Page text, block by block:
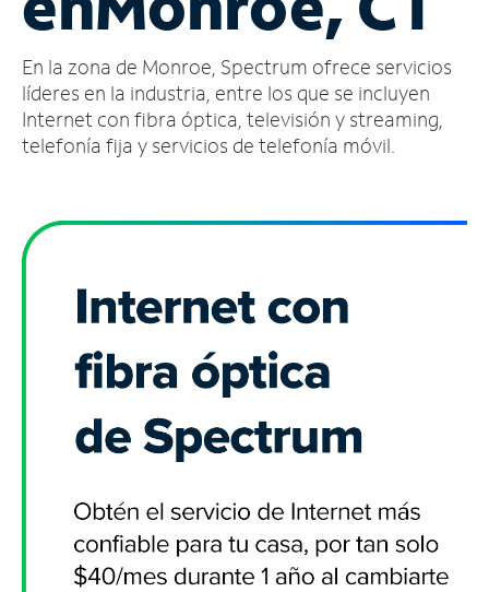
cuenta
Encuentra
una
tienda
En la zona de Monroe, Spectrum ofrece servicios
líderes en la industria, entre los que se incluyen
Internet con fibra óptica, televisión y streaming,
telefonía fija y servicios de telefonía móvil.